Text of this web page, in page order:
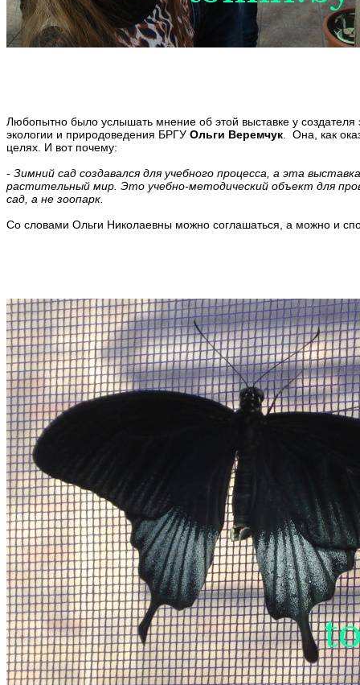
Любопытно было услышать мнение об этой выставке у
экологии и природоведения БРГУ Ольги Веремчук . Она, как
целях. И вот почему:
- Зимний сад создавался для учебного процесса, а эта
растительный мир. Это учебно-методический объект для
сад, а не зоопарк.
Со словами Ольги Николаевны можно соглашаться, а можно и